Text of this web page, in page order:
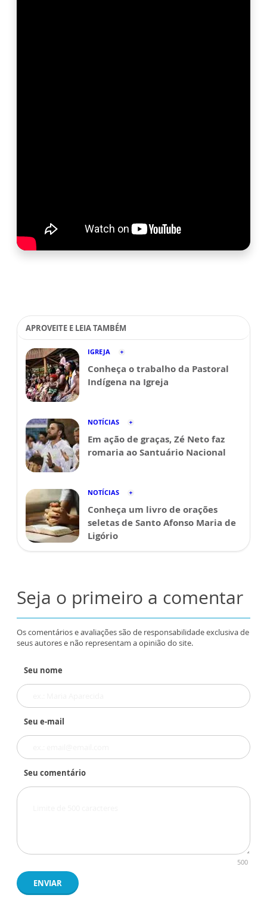
APROVEITE E LEIA TAMBÉM
IGREJA
Conheça o trabalho da Pastoral
Indígena na Igreja
NOTÍCIAS
Em ação de graças, Zé Neto faz
romaria ao Santuário Nacional
NOTÍCIAS
Conheça um livro de orações
seletas de Santo Afonso Maria de
Ligório
Seja o primeiro a comentar
Os comentários e avaliações são de responsabilidade exclusiva de
seus autores e não representam a opinião do site.
Seu nome
Seu e-mail
Seu comentário
500
ENVIAR